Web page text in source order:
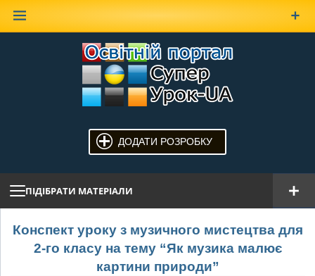
ДОДАТИ РОЗРОБКУ
ПІДІБРАТИ МАТЕРІАЛИ
Конспект уроку з музичного мистецтва для
2-го класу на тему “Як музика малює
картини природи”